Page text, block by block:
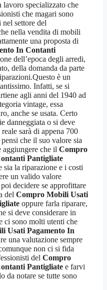
specializzato che
che magari sono
settore del
nella vendita di mobili
una proposta di
In Contanti
dell’epoca degli arredi,
della domanda da parte
è un
Infatti, se si
agli anni del 1940 ad
vintage, essa
anche se usata. Certo
danneggiata o si deve
sarà di appena 700
che il suo valore sia
aggiungere che il Compro
Pantigliate
sia la riparazione e i costi
un valido valore
decidere se approfittare
del Compro Mobili Usati
oppure farla riparare,
si deve considerare in
ci sono molti utenti che
Usati Pagamento In
una valutazione sempre
non ci si fida
del Compro
Pantigliate e farvi
da notare se tutte sono